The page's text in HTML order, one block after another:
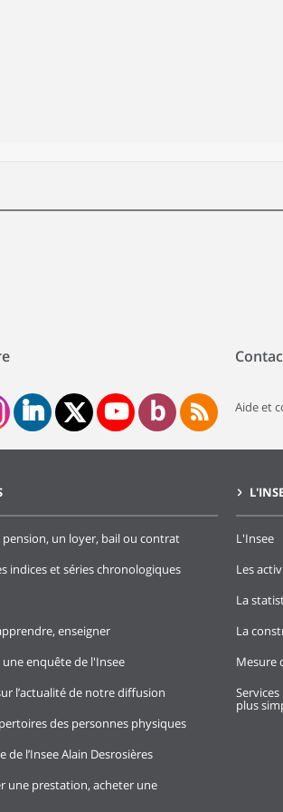
Aide et
pension, un loyer, bail ou contrat
indices et séries chronologiques
enseigner
une enquête de l'Insee
l’actualité de notre diffusion
des personnes physiques
de l’Insee Alain Desrosières
une prestation, acheter une
L'Insee
Les
La
La
Mesure
plus